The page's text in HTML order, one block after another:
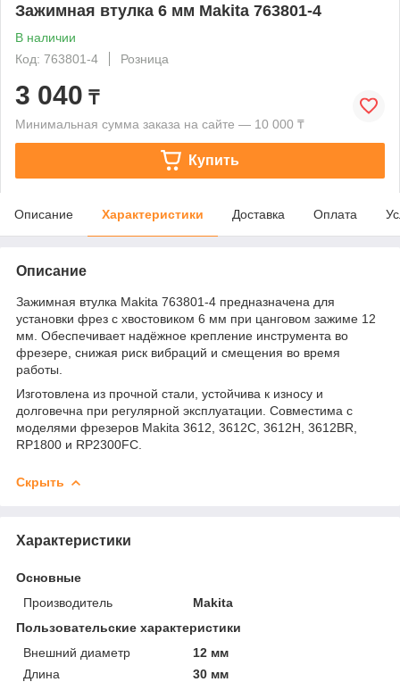
Зажимная втулка 6 мм Makita 763801-4
В наличии
Код: 763801-4
Розница
3 040 ₸
Минимальная сумма заказа на сайте — 10 000 ₸
Купить
Описание Характеристики Доставка Оплата
Описание
Зажимная втулка Makita 763801-4 предназначена для
установки фрез с хвостовиком 6 мм при цанговом зажиме 12
мм. Обеспечивает надёжное крепление инструмента во
фрезере, снижая риск вибраций и смещения во время
работы.
Изготовлена из прочной стали, устойчива к износу и
долговечна при регулярной эксплуатации. Совместима с
моделями фрезеров Makita 3612, 3612C, 3612H, 3612BR,
RP1800 и RP2300FC.
Скрыть
Характеристики
Основные
Производитель
Makita
Пользовательские характеристики
Внешний диаметр
12 мм
Длина
30 мм